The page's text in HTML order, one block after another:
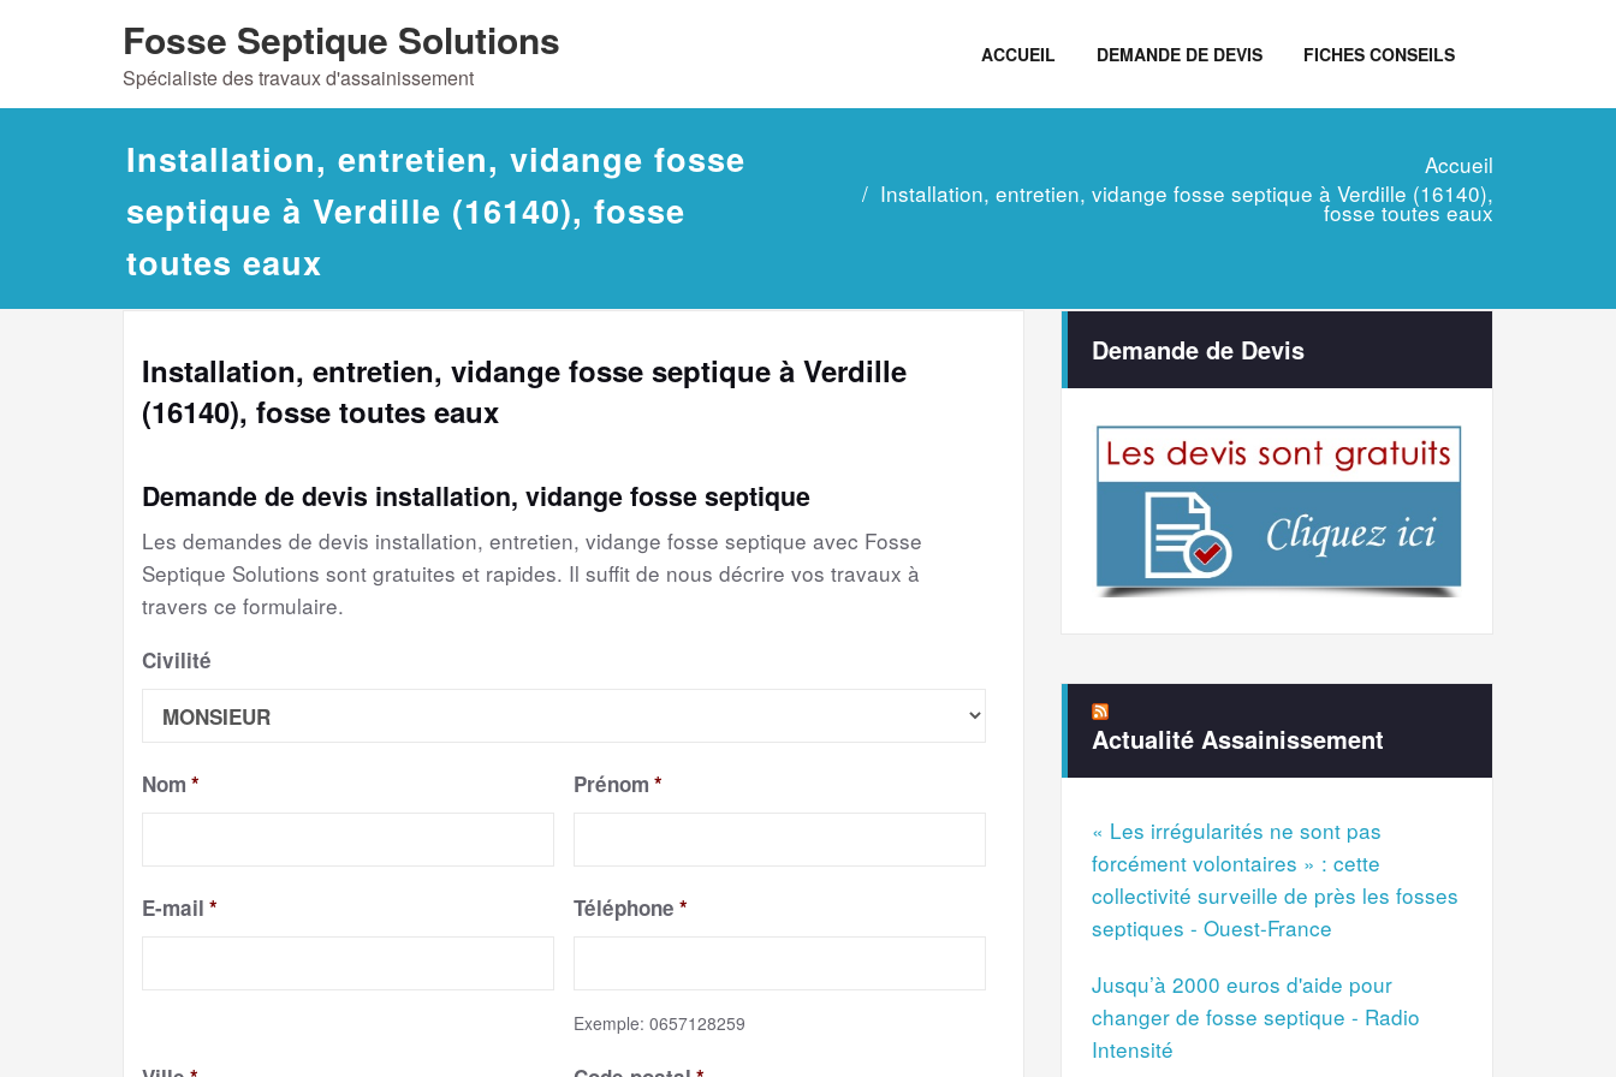
Fosse Septique Solutions
Spécialiste des travaux d'assainissement
ACCUEIL DEMANDE DE DEVIS FICHES CONSEILS
Installation, entretien, vidange fosse
septique à Verdille (16140), fosse
toutes eaux
Accueil
Installation, entretien, vidange fosse septique à Verdille (16140),
fosse toutes eaux
Installation, entretien, vidange fosse septique à Verdille
(16140), fosse toutes eaux
Demande de devis installation, vidange fosse septique
Les demandes de devis installation, entretien, vidange fosse septique avec Fosse
Septique Solutions sont gratuites et rapides. Il suffit de nous décrire vos travaux à
travers ce formulaire.
Civilité
Nom * Prénom *
E-mail * Téléphone *
Exemple: 0657128259
Demande de Devis
Actualité Assainissement
« Les irrégularités ne sont pas
forcément volontaires » : cette
collectivité surveille de près les fosses
septiques - Ouest-France
Jusqu’à 2000 euros d'aide pour
changer de fosse septique - Radio
Intensité